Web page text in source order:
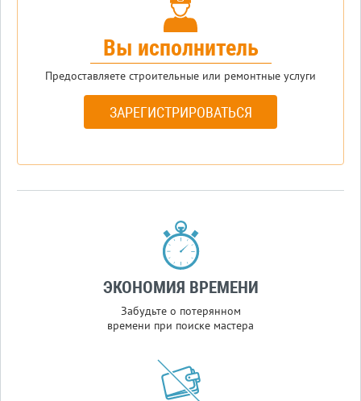
Вы исполнитель
Предоставляете строительные или ремонтные услуги
ЗАРЕГИСТРИРОВАТЬСЯ
ЭКОНОМИЯ ВРЕМЕНИ
Забудьте о потерянном
времени при поиске мастера